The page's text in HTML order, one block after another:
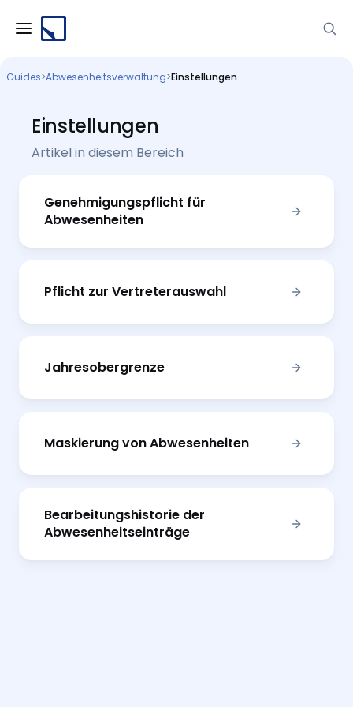
Guides>Abwesenheitsverwaltung>Einstellungen
Einstellungen
Artikel in diesem Bereich
Genehmigungspflicht für
Abwesenheiten
Pflicht zur Vertreterauswahl
Jahresobergrenze
Maskierung von Abwesenheiten
Bearbeitungshistorie der
Abwesenheitseinträge